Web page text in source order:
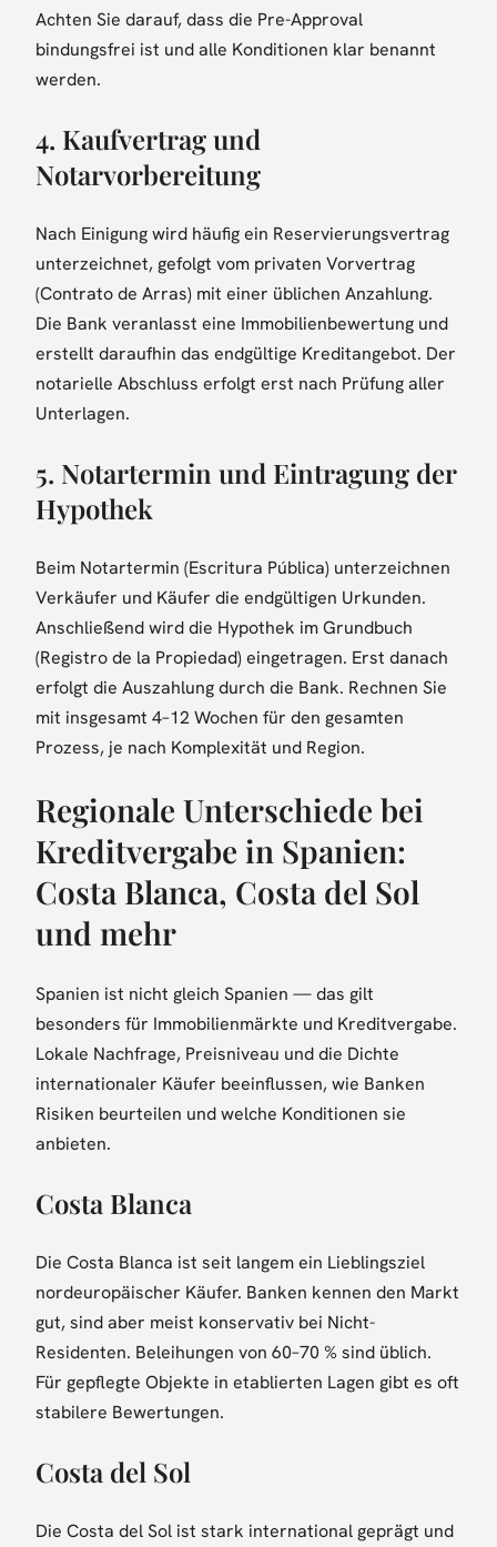
Achten Sie darauf, dass die Pre-Approval
bindungsfrei ist und alle Konditionen klar benannt
werden.
4. Kaufvertrag und
Notarvorbereitung
Nach Einigung wird häufig ein Reservierungsvertrag
unterzeichnet, gefolgt vom privaten Vorvertrag
(Contrato de Arras) mit einer üblichen Anzahlung.
Die Bank veranlasst eine Immobilienbewertung und
erstellt daraufhin das endgültige Kreditangebot. Der
notarielle Abschluss erfolgt erst nach Prüfung aller
Unterlagen.
5. Notartermin und Eintragung der
Hypothek
Beim Notartermin (Escritura Pública) unterzeichnen
Verkäufer und Käufer die endgültigen Urkunden.
Anschließend wird die Hypothek im Grundbuch
(Registro de la Propiedad) eingetragen. Erst danach
erfolgt die Auszahlung durch die Bank. Rechnen Sie
mit insgesamt 4–12 Wochen für den gesamten
Prozess, je nach Komplexität und Region.
Regionale Unterschiede bei
Kreditvergabe in Spanien:
Costa Blanca, Costa del Sol
und mehr
Spanien ist nicht gleich Spanien — das gilt
besonders für Immobilienmärkte und Kreditvergabe.
Lokale Nachfrage, Preisniveau und die Dichte
internationaler Käufer beeinflussen, wie Banken
Risiken beurteilen und welche Konditionen sie
anbieten.
Costa Blanca
Die Costa Blanca ist seit langem ein Lieblingsziel
nordeuropäischer Käufer. Banken kennen den Markt
gut, sind aber meist konservativ bei Nicht-
Residenten. Beleihungen von 60–70 % sind üblich.
Für gepflegte Objekte in etablierten Lagen gibt es oft
stabilere Bewertungen.
Costa del Sol
Die Costa del Sol ist stark international geprägt und